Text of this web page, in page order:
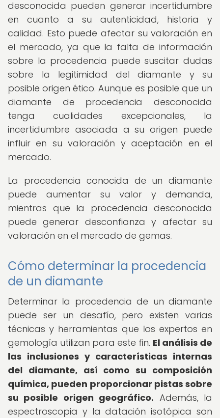
desconocida pueden generar incertidumbre
en cuanto a su autenticidad, historia y
calidad. Esto puede afectar su valoración en
el mercado, ya que la falta de información
sobre la procedencia puede suscitar dudas
sobre la legitimidad del diamante y su
posible origen ético. Aunque es posible que un
diamante de procedencia desconocida
tenga cualidades excepcionales, la
incertidumbre asociada a su origen puede
influir en su valoración y aceptación en el
mercado.
La procedencia conocida de un diamante
puede aumentar su valor y demanda,
mientras que la procedencia desconocida
puede generar desconfianza y afectar su
valoración en el mercado de gemas.
Cómo determinar la procedencia
de un diamante
Determinar la procedencia de un diamante
puede ser un desafío, pero existen varias
técnicas y herramientas que los expertos en
gemología utilizan para este fin. El análisis de
las inclusiones y características internas
del diamante, así como su composición
química, pueden proporcionar pistas sobre
su posible origen geográfico. Además, la
espectroscopia y la datación isotópica son